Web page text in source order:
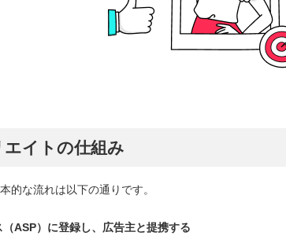
イトの仕組み
的な流れは以下の通りです。
ASP）に登録し、広告主と提携する